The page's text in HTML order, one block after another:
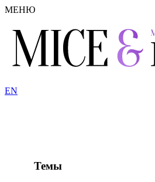
МЕНЮ
EN
Темы